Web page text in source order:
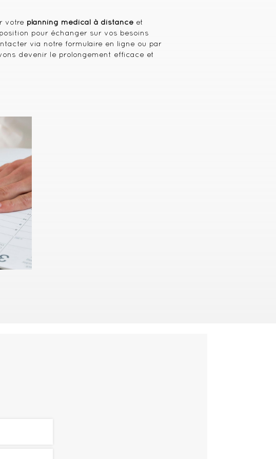
votre planning médical à distanceet
pour échanger sur vos besoins
via notre formulaire en ligne ou par
devenir le prolongement efficace et